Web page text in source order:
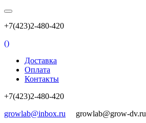
+7(423)2-480-420
()
Доставка
Оплата
Контакты
+7(423)2-480-420
growlab@inbox.ru growlab@grow-dv.ru